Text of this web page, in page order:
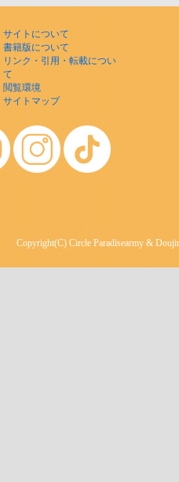
サイトについて
書籍版について
リンク・引用・転載につい
て
閲覧環境
サイトマップ
Copyright(C) Circle Paradisearmy &